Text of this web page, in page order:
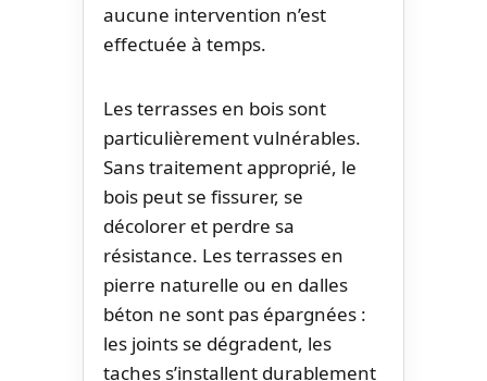
aucune intervention n’est
effectuée à temps.
Les terrasses en bois sont
particulièrement vulnérables.
Sans traitement approprié, le
bois peut se fissurer, se
décolorer et perdre sa
résistance. Les terrasses en
pierre naturelle ou en dalles
béton ne sont pas épargnées :
les joints se dégradent, les
taches s’installent durablement